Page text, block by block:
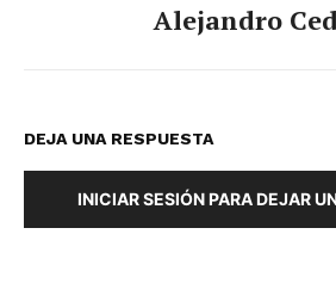
Alejandro
DEJA UNA RESPUESTA
INICIAR SESIÓN PARA DEJAR